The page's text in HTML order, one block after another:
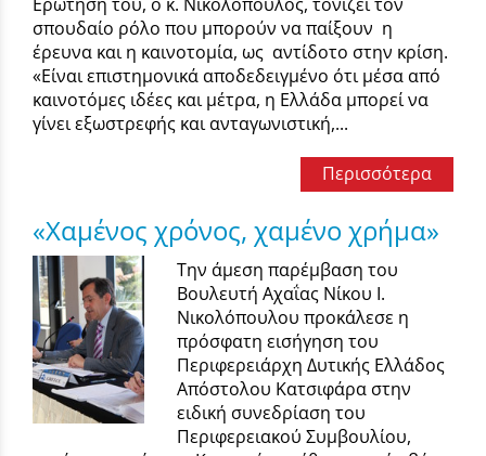
σπουδαίο ρόλο που μπορούν να παίξουν η
έρευνα και η καινοτομία, ως αντίδοτο στην κρίση.
«Είναι επιστημονικά αποδεδειγμένο ότι μέσα από
καινοτόμες ιδέες και μέτρα, η Ελλάδα μπορεί να
γίνει εξωστρεφής και ανταγωνιστική,...
Περισσότερα
«Χαμένος χρόνος, χαμένο χρήμα»
Την άμεση παρέμβαση του
Βουλευτή Αχαΐας Νίκου Ι.
Νικολόπουλου προκάλεσε η
πρόσφατη εισήγηση του
Περιφερειάρχη Δυτικής Ελλάδος
Απόστολου Κατσιφάρα στην
ειδική συνεδρίαση του
Περιφερειακού Συμβουλίου,